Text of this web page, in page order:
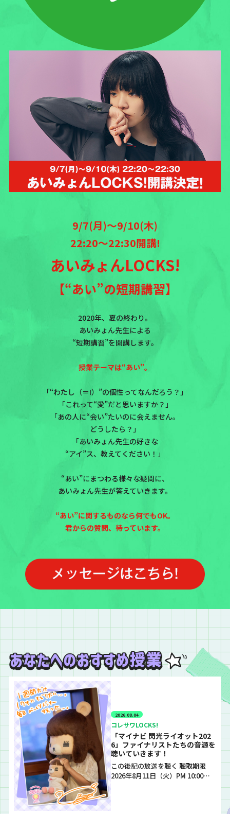
9/7(月)〜9/10(木)
22:20〜22:30開講!
あいみょんLOCKS!
【“あい”の短期講習】
2020年、夏の終わり。
あいみょん先生による
“短期講習”を開講します。
授業テーマは“あい”。
「“わたし（＝I）”の個性ってなんだろう？」
「これって“愛”だと思いますか？」
「あの人に“会い”たいのに会えません。
どうしたら？」
「あいみょん先生の好きな
“アイ”ス、教えてください！」
“あい”にまつわる様々な疑問に、
あいみょん先生が答えていきます。
“あい”に関するものなら何でもOK。
君からの質問、待っています。
2026.08.04
コレサワLOCKS!
「マイナビ 閃光ライオット202
6」ファイナリストたちの音源を
聴いていきます！
この後記の放送を聴く 聴取期限
2026年8月11日（火）PM 10:00…